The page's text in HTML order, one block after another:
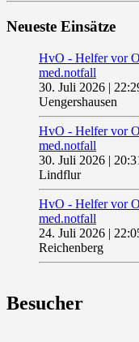
Neueste Einsätze
HvO - Helfer vor
med.notfall
30. Juli 2026 |
Uengershausen
HvO - Helfer vor
med.notfall
30. Juli 2026 |
Lindflur
HvO - Helfer vor
med.notfall
24. Juli 2026 |
Reichenberg
Besucher